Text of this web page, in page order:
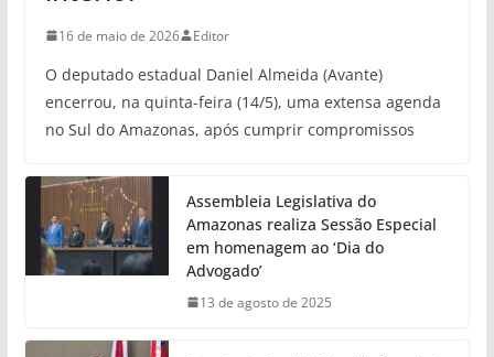
16 de maio de 2026 Editor
O deputado estadual Daniel Almeida (Avante)
encerrou, na quinta-feira (14/5), uma extensa agenda
no Sul do Amazonas, após cumprir compromissos
Assembleia Legislativa do
Amazonas realiza Sessão Especial
em homenagem ao ‘Dia do
Advogado’
13 de agosto de 2025